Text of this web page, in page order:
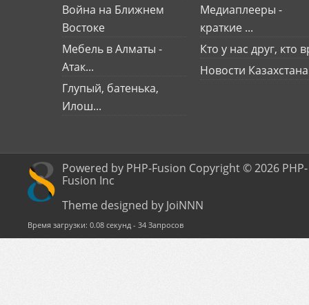
Война на Ближнем
Востоке
Мебель в Алматы -
Атак...
Глупый, батенька,
Илош...
Медиаплееры -
краткие ...
Кто у нас друг, кто
Новости Казахстана
Powered by PHP-Fusion Copyright © 2026 PHP-
Fusion Inc
Theme designed by JoiNNN
Время загрузки: 0.08 секунд - 34 Запросов